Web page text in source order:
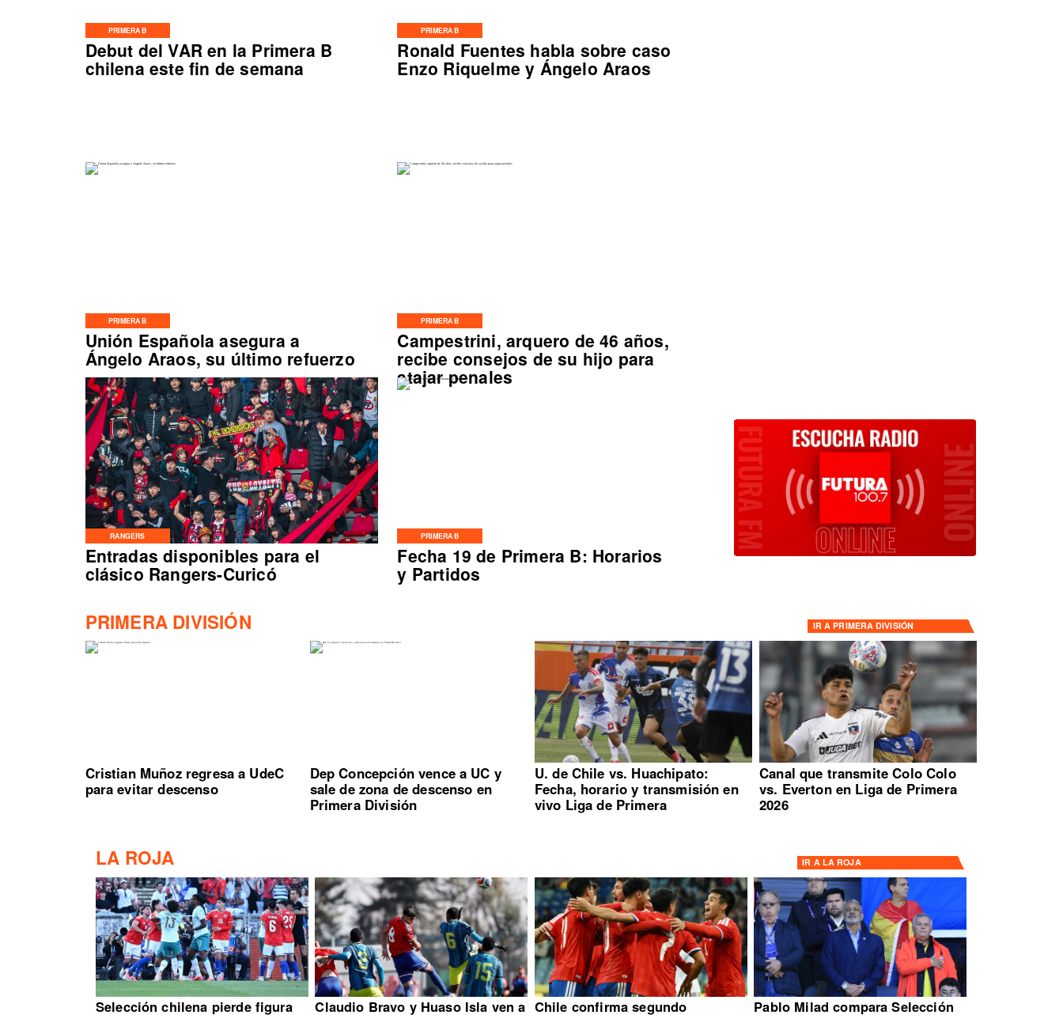
PRIMERA B
Debut del VAR en la Primera B
chilena este fin de semana
PRIMERA B
Ronald Fuentes habla sobre caso
Enzo Riquelme y Ángelo Araos
PRIMERA B
Unión Española asegura a
Ángelo Araos, su último refuerzo
PRIMERA B
Campestrini, arquero de 46 años,
recibe consejos de su hijo para
atajar penales
RANGERS
Entradas disponibles para el
clásico Rangers-Curicó
PRIMERA B
Fecha 19 de Primera B: Horarios
y Partidos
PRIMERA DIVISIÓN IR A PRIMERA DIVISIÓN
Cristian Muñoz regresa a UdeC
para evitar descenso
Dep Concepción vence a UC y
sale de zona de descenso en
Primera División
U. de Chile vs. Huachipato:
Fecha, horario y transmisión en
vivo Liga de Primera
Canal que transmite Colo Colo
vs. Everton en Liga de Primera
2026
LA ROJA IR A LA ROJA
Selección chilena pierde figura Claudio Bravo y Huaso Isla ven a Chile confirma segundo Pablo Milad compara Selección